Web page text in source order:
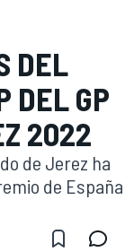
DEL
DEL GP
2022
de Jerez ha
de España